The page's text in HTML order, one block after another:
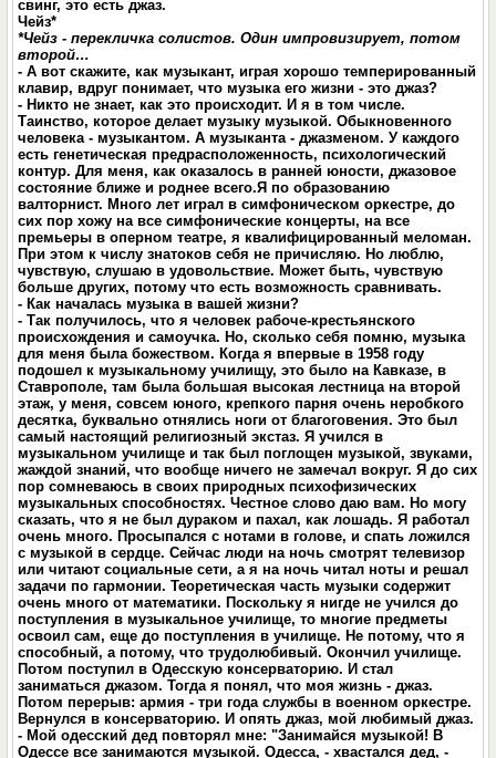
свинг, это есть джаз.
Чейз*
*Чейз - перекличка солистов. Один импровизирует, потом
второй…
- А вот скажите, как музыкант, играя хорошо темперированный
клавир, вдруг понимает, что музыка его жизни - это джаз?
- Никто не знает, как это происходит. И я в том числе.
Таинство, которое делает музыку музыкой. Обыкновенного
человека - музыкантом. А музыканта - джазменом. У каждого
есть генетическая предрасположенность, психологический
контур. Для меня, как оказалось в ранней юности, джазовое
состояние ближе и роднее всего.Я по образованию
валторнист. Много лет играл в симфоническом оркестре, до
сих пор хожу на все симфонические концерты, на все
премьеры в оперном театре, я квалифицированный меломан.
При этом к числу знатоков себя не причисляю. Но люблю,
чувствую, слушаю в удовольствие. Может быть, чувствую
больше других, потому что есть возможность сравнивать.
- Как началась музыка в вашей жизни?
- Так получилось, что я человек рабоче-крестьянского
происхождения и самоучка. Но, сколько себя помню, музыка
для меня была божеством. Когда я впервые в 1958 году
подошел к музыкальному училищу, это было на Кавказе, в
Ставрополе, там была большая высокая лестница на второй
этаж, у меня, совсем юного, крепкого парня очень неробкого
десятка, буквально отнялись ноги от благоговения. Это был
самый настоящий религиозный экстаз. Я учился в
музыкальном училище и так был поглощен музыкой, звуками,
жаждой знаний, что вообще ничего не замечал вокруг. Я до сих
пор сомневаюсь в своих природных психофизических
музыкальных способностях. Честное слово даю вам. Но могу
сказать, что я не был дураком и пахал, как лошадь. Я работал
очень много. Просыпался с нотами в голове, и спать ложился
с музыкой в сердце. Сейчас люди на ночь смотрят телевизор
или читают социальные сети, а я на ночь читал ноты и решал
задачи по гармонии. Теоретическая часть музыки содержит
очень много от математики. Поскольку я нигде не учился до
поступления в музыкальное училище, то многие предметы
освоил сам, еще до поступления в училище. Не потому, что я
способный, а потому, что трудолюбивый. Окончил училище.
Потом поступил в Одесскую консерваторию. И стал
заниматься джазом. Тогда я понял, что моя жизнь - джаз.
Потом перерыв: армия - три года службы в военном оркестре.
Вернулся в консерваторию. И опять джаз, мой любимый джаз.
- Мой одесский дед повторял мне: "Занимайся музыкой! В
Одессе все занимаются музыкой. Одесса, - хвастался дед, -